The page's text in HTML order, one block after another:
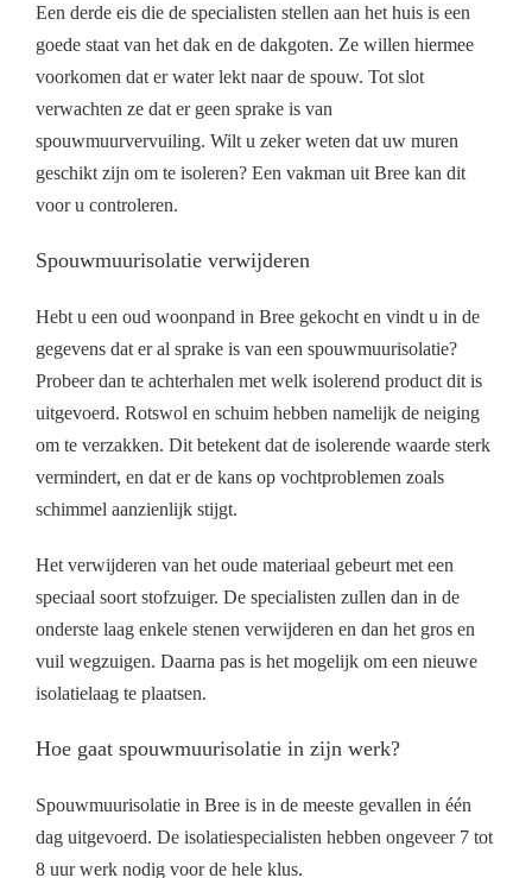
Een derde eis die de specialisten stellen aan het huis is een
goede staat van het dak en de dakgoten. Ze willen hiermee
voorkomen dat er water lekt naar de spouw. Tot slot
verwachten ze dat er geen sprake is van
spouwmuurvervuiling. Wilt u zeker weten dat uw muren
geschikt zijn om te isoleren? Een vakman uit Bree kan dit
voor u controleren.
Spouwmuurisolatie verwijderen
Hebt u een oud woonpand in Bree gekocht en vindt u in de
gegevens dat er al sprake is van een spouwmuurisolatie?
Probeer dan te achterhalen met welk isolerend product dit is
uitgevoerd. Rotswol en schuim hebben namelijk de neiging
om te verzakken. Dit betekent dat de isolerende waarde sterk
vermindert, en dat er de kans op vochtproblemen zoals
schimmel aanzienlijk stijgt.
Het verwijderen van het oude materiaal gebeurt met een
speciaal soort stofzuiger. De specialisten zullen dan in de
onderste laag enkele stenen verwijderen en dan het gros en
vuil wegzuigen. Daarna pas is het mogelijk om een nieuwe
isolatielaag te plaatsen.
Hoe gaat spouwmuurisolatie in zijn werk?
Spouwmuurisolatie in Bree is in de meeste gevallen in één
dag uitgevoerd. De isolatiespecialisten hebben ongeveer 7 tot
8 uur werk nodig voor de hele klus.